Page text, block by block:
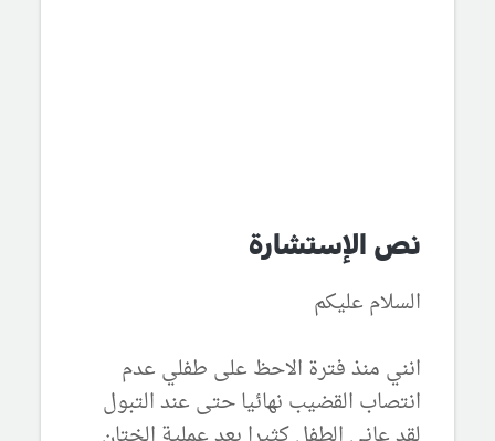
نص الإستشارة
السلام عليكم
انني منذ فترة الاحظ على طفلي عدم
انتصاب القضيب نهائيا حتى عند التبول